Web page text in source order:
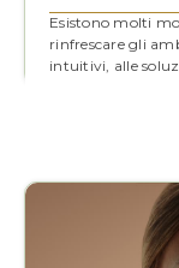
Esistono molti
rinfrescare gli
intuitivi, alle